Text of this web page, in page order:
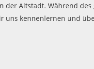
der Altstadt. Während
uns kennenlernen und